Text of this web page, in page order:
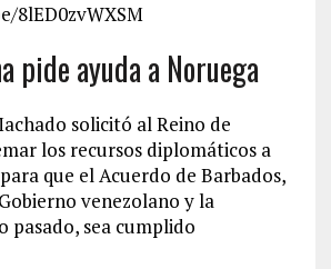
8lED0zvWXSM
pide ayuda a Noruega
solicitó al Reino de
los recursos diplomáticos a
que el Acuerdo de Barbados,
venezolano y la
pasado, sea cumplido